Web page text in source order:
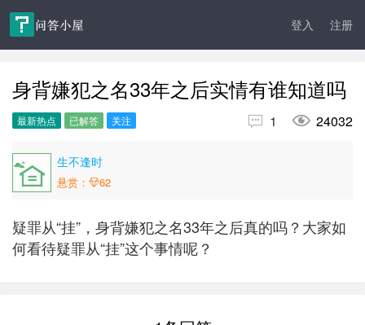
登入 注册
身背嫌犯之名33年之后实情有谁知道吗
最新热点 已解答 关注  1  24032
生不逢时
悬赏： 62
疑罪从“挂”，身背嫌犯之名33年之后真的吗？大家如
何看待疑罪从“挂”这个事情呢？